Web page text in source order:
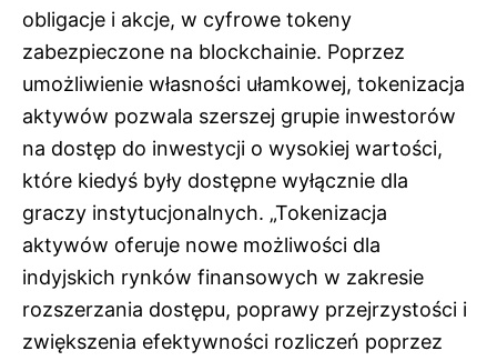
obligacje i akcje, w cyfrowe tokeny
zabezpieczone na blockchainie. Poprzez
umożliwienie własności ułamkowej, tokenizacja
aktywów pozwala szerszej grupie inwestorów
na dostęp do inwestycji o wysokiej wartości,
które kiedyś były dostępne wyłącznie dla
graczy instytucjonalnych. „Tokenizacja
aktywów oferuje nowe możliwości dla
indyjskich rynków finansowych w zakresie
rozszerzania dostępu, poprawy przejrzystości i
zwiększenia efektywności rozliczeń poprzez